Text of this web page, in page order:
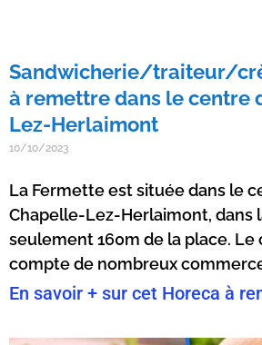
Sandwicherie/traiteur/
à remettre dans le centre
Lez-Herlaimont
10/10/2023
La Fermette est située dans le
Chapelle-Lez-Herlaimont, dans
seulement 160m de la place.
compte de nombreux
En savoir + sur cet Horeca à